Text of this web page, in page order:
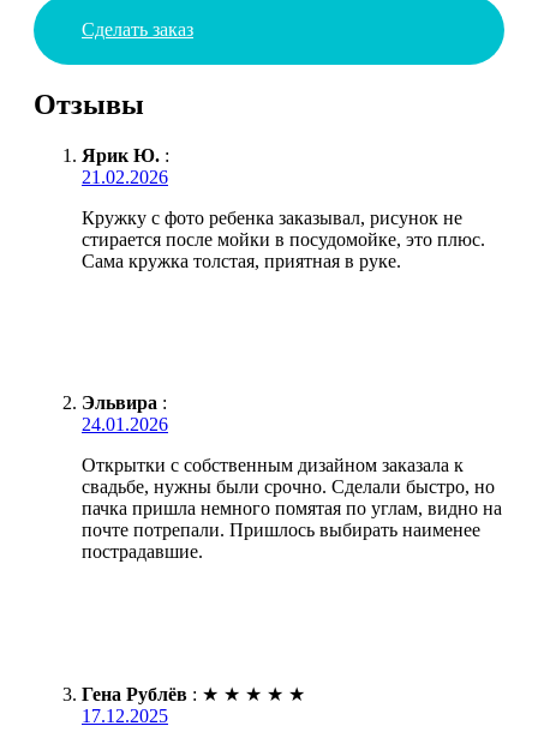
Сделать заказ
Отзывы
Ярик Ю. :
21.02.2026
Кружку с фото ребенка заказывал, рисунок не
стирается после мойки в посудомойке, это плюс.
Сама кружка толстая, приятная в руке.
Эльвира :
24.01.2026
Открытки с собственным дизайном заказала к
свадьбе, нужны были срочно. Сделали быстро, но
пачка пришла немного помятая по углам, видно на
почте потрепали. Пришлось выбирать наименее
пострадавшие.
Гена Рублёв : ★ ★ ★ ★ ★
17.12.2025